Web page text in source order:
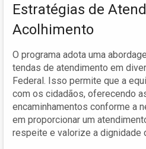
Estratégias de
Acolhimento
O programa adota uma
tendas de atendimento em
Federal. Isso permite que a
com os cidadãos, oferecendo
encaminhamentos conforme a
em proporcionar um
respeite e valorize a dignidade